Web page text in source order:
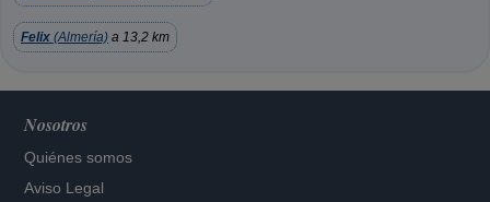
Felix (Almería) a 13,2 km
Nosotros
Quiénes somos
Aviso Legal